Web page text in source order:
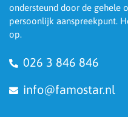
ondersteund door de gehele
persoonlijk aanspreekpunt.
op.
026 3 846 846
info@famostar.nl